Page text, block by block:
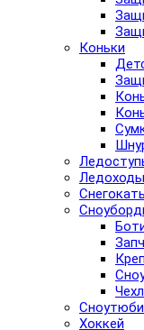
Коньки
Ледоходы
Хоккей